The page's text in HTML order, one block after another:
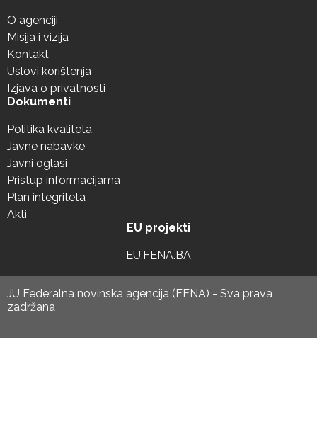
O agenciji
Misija i vizija
Kontakt
Uslovi korištenja
Izjava o privatnosti
Dokumenti
Politika kvaliteta
Javne nabavke
Javni oglasi
Pristup informacijama
Plan integriteta
Akti
EU projekti
EU.FENA.BA
JU Federalna novinska agencija (FENA) - Sva prava
zadržana